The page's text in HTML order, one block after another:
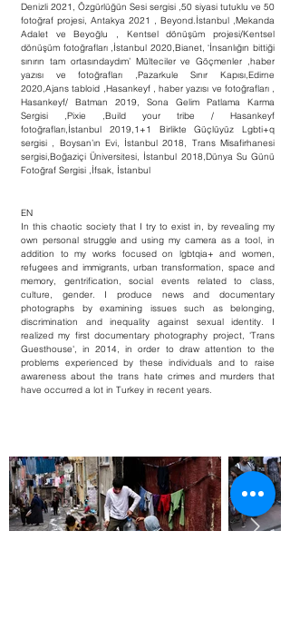
Denizli 2021, Özgürlüğün Sesi sergisi ,50 siyasi tutuklu ve 50
fotoğraf projesi, Antakya 2021 , Beyond.İstanbul ,Mekanda
Adalet ve Beyoğlu , Kentsel dönüşüm projesi/Kentsel
dönüşüm fotoğrafları ,İstanbul 2020,Bianet, ‘İnsanlığın bittiği
sınırın tam ortasındaydım’ Mülteciler ve Göçmenler ,haber
yazısı ve fotoğrafları ,Pazarkule Sınır Kapısı,Edirne
2020,Ajans tabloid ,Hasankeyf , haber yazısı ve fotoğrafları ,
Hasankeyf/ Batman 2019, Sona Gelim Patlama Karma
Sergisi ,Pixie ,Build your tribe / Hasankeyf
fotoğrafları,İstanbul 2019,1+1 Birlikte Güçlüyüz Lgbti+q
sergisi , Boysan’ın Evi, İstanbul 2018, Trans Misafirhanesi
sergisi,Boğaziçi Üniversitesi, İstanbul 2018,Dünya Su Günü
Fotoğraf Sergisi ,İfsak, İstanbul
EN
In this chaotic society that I try to exist in, by revealing my
own personal struggle and using my camera as a tool, in
addition to my works focused on lgbtqia+ and women,
refugees and immigrants, urban transformation, space and
memory, gentrification, social events related to class,
culture, gender. I produce news and documentary
photographs by examining issues such as belonging,
discrimination and inequality against sexual identity. I
realized my first documentary photography project, 'Trans
Guesthouse', in 2014, in order to draw attention to the
problems experienced by these individuals and to raise
awareness about the trans hate crimes and murders that
have occurred a lot in Turkey in recent years.